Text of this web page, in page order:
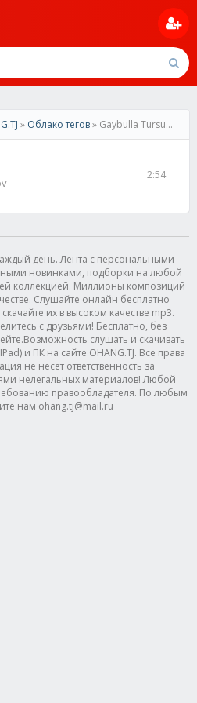
» Облако тегов» Gaybulla Tursunov
2:54
день. Лента с персональными
новинками, подборки на любой
коллекцией. Миллионы композиций
Слушайте онлайн бесплатно
их в высоком качестве mp3.
с друзьями! Бесплатно, без
слушать и скачивать
и ПК на сайте OHANG.TJ. Все права
не несет ответственность за
нелегальных материалов! Любой
правообладателя. По любым
нам ohang.tj@mail.ru